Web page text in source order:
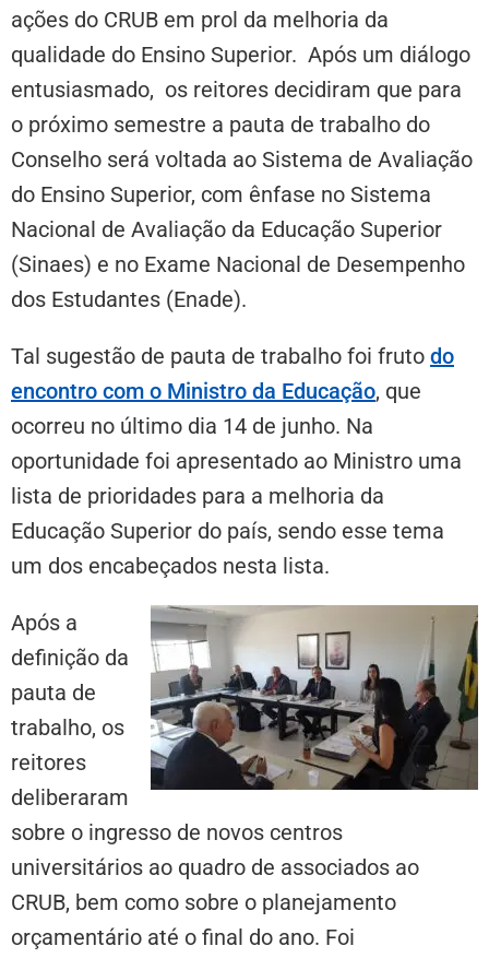
ações do CRUB em prol da melhoria da
qualidade do Ensino Superior. Após um diálogo
entusiasmado, os reitores decidiram que para
o próximo semestre a pauta de trabalho do
Conselho será voltada ao Sistema de Avaliação
do Ensino Superior, com ênfase no Sistema
Nacional de Avaliação da Educação Superior
(Sinaes) e no Exame Nacional de Desempenho
dos Estudantes (Enade).
Tal sugestão de pauta de trabalho foi fruto do
encontro com o Ministro da Educação, que
ocorreu no último dia 14 de junho. Na
oportunidade foi apresentado ao Ministro uma
lista de prioridades para a melhoria da
Educação Superior do país, sendo esse tema
um dos encabeçados nesta lista.
Após a
definição da
pauta de
trabalho, os
reitores
deliberaram
sobre o ingresso de novos centros
universitários ao quadro de associados ao
CRUB, bem como sobre o planejamento
orçamentário até o final do ano. Foi